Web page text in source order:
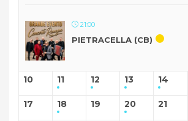
21:00
PIETRACELLA (CB)
10 11 12 13 14
17 18 19 20 21